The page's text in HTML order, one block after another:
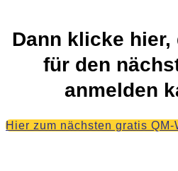
Dann klicke
für den
anmelden
Hier zum nächsten gratis